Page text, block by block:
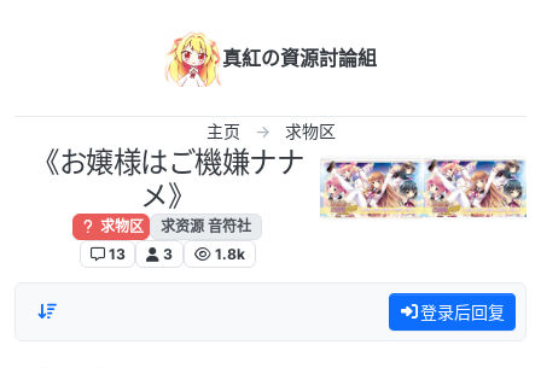
真紅の資源討論組
主页 求物区
《お嬢様はご機嫌ナナ
メ》
求物区
求资源 音符社
13
3 1.8k
登录后回复